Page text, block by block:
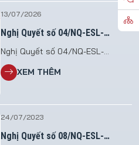
13/07/2026
Nghị Quyết số 04/NQ-ESL-
Nghị Quyết số 04/NQ-ESL-
HĐQT.26 V/v Triệu tập họp Đại hội
đồng cổ đông bất thường năm
2026
XEM THÊM
24/07/2023
Nghị Quyết số 08/NQ-ESL-